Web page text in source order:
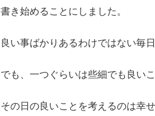
書き始めることにしました。
良い事ばかりあるわけではない毎日
でも、一つぐらいは些細でも良い
その日の良いことを考えるのは幸